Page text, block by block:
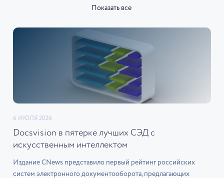
Показать все
6 ИЮЛЯ 2026
Docsvision в пятерке лучших СЭД с
искусственным интеллектом
Издание CNews представило первый рейтинг российских
систем электронного документооборота, предлагающих